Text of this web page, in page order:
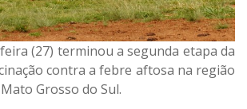
(27) terminou a segunda etapa da
contra a febre aftosa na região
Grosso do Sul.